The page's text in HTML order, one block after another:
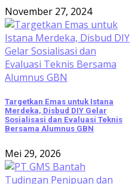
November 27, 2024
Targetkan Emas untuk Istana
Merdeka, Disbud DIY Gelar
Sosialisasi dan Evaluasi Teknis
Bersama Alumnus GBN
Mei 29, 2026